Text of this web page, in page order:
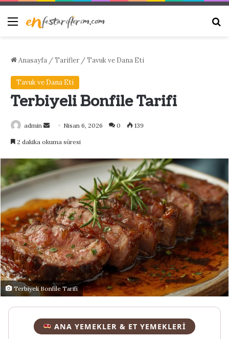
Menü
Anasayfa /Tarifler /Tavuk ve Dana Eti
Tavuk ve Dana Eti
Terbiyeli Bonfile Tarifi
admin
Bir
göndermek
Nisan 6, 2026 0 139
2 dakika okuma süresi
Terbiyeli Bonfile Tarifi
ANA YEMEKLER & ET YEMEKLERI